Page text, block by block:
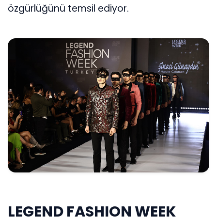
özgürlüğünü temsil ediyor.
LEGEND FASHION WEEK